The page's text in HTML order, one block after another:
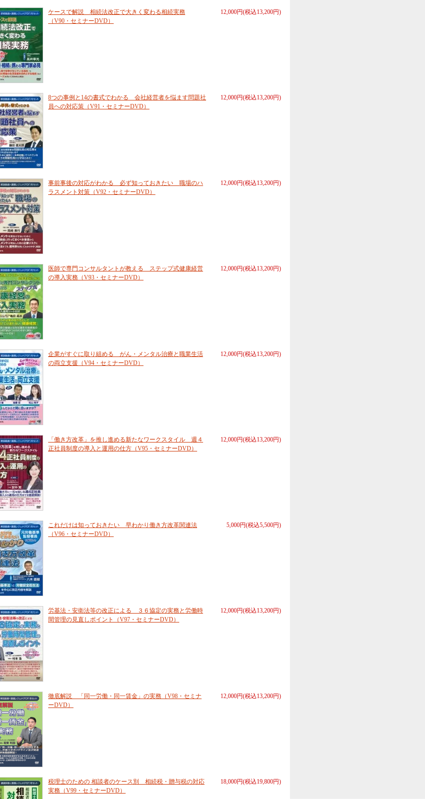
12,000円(税込13,200円)
ケースで解説 相続法改正で大きく変わる相続実務
（V90・セミナーDVD）
12,000円(税込13,200円)
8つの事例と14の書式でわかる 会社経営者を悩ます問題社
員への対応策（V91・セミナーDVD）
12,000円(税込13,200円)
事前事後の対応がわかる 必ず知っておきたい 職場のハ
ラスメント対策（V92・セミナーDVD）
12,000円(税込13,200円)
医師で専門コンサルタントが教える ステップ式健康経営
の導入実務（V93・セミナーDVD）
12,000円(税込13,200円)
企業がすぐに取り組める がん・メンタル治療と職業生活
の両立支援（V94・セミナーDVD）
12,000円(税込13,200円)
「働き方改革」を推し進める新たなワークスタイル 週４
正社員制度の導入と運用の仕方（V95・セミナーDVD）
5,000円(税込5,500円)
これだけは知っておきたい 早わかり働き方改革関連法
（V96・セミナーDVD）
12,000円(税込13,200円)
労基法・安衛法等の改正による ３６協定の実務と労働時
間管理の見直しポイント（V97・セミナーDVD）
12,000円(税込13,200円)
徹底解説 「同一労働・同一賃金」の実務（V98・セミナ
ーDVD）
18,000円(税込19,800円)
税理士のための 相談者のケース別 相続税・贈与税の対応
実務（V99・セミナーDVD）